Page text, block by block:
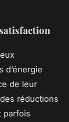
d’énergie
de leur
réductions
parfois